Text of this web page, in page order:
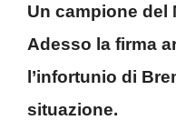
Un campione del
Adesso la firma
l’infortunio di
situazione.